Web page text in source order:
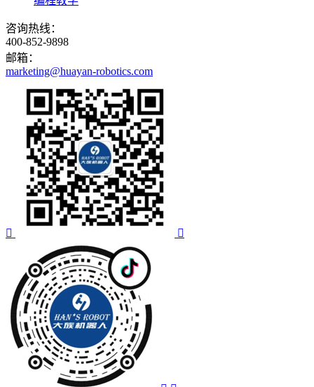
咨询热线：
400-852-9898
邮箱：
marketing@huayan-robotics.com